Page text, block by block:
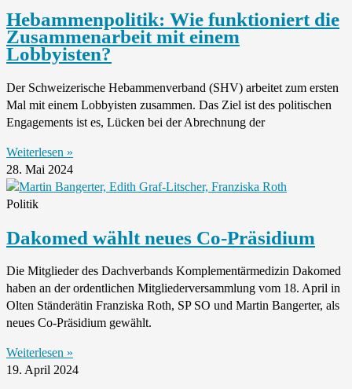
Hebammenpolitik: Wie funktioniert die
Zusammenarbeit mit einem
Lobbyisten?
Der Schweizerische Hebammenverband (SHV) arbeitet zum ersten
Mal mit einem Lobbyisten zusammen. Das Ziel ist des politischen
Engagements ist es, Lücken bei der Abrechnung der
Weiterlesen »
28. Mai 2024
Politik
Dakomed wählt neues Co-Präsidium
Die Mitglieder des Dachverbands Komplementärmedizin Dakomed
haben an der ordent­lichen Mitglieder­versamm­lung vom 18. April in
Olten Ständerätin Franziska Roth, SP SO und Martin Bangerter, als
neues Co-Präsidium gewählt.
Weiterlesen »
19. April 2024